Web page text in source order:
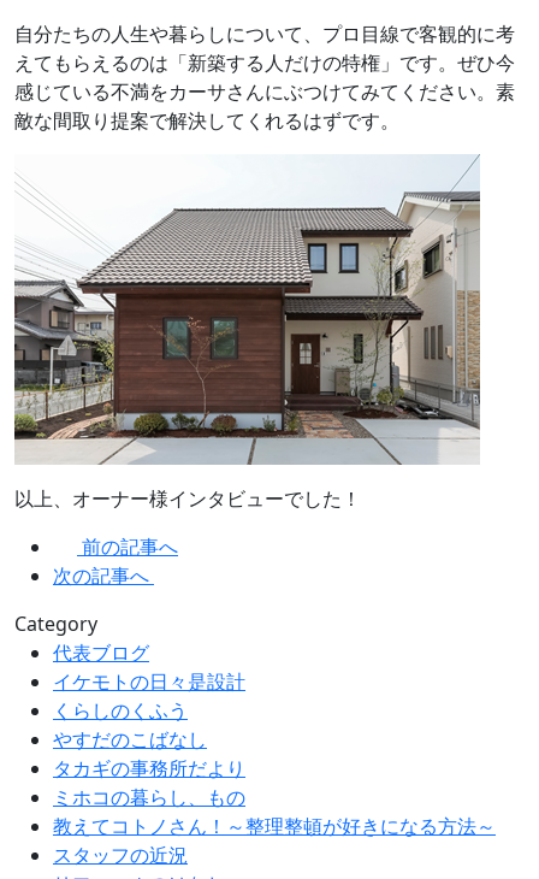
自分たちの人生や暮らしについて、プロ目線で客観的に考
えてもらえるのは「新築する人だけの特権」です。ぜひ今
感じている不満をカーサさんにぶつけてみてください。素
敵な間取り提案で解決してくれるはずです。
以上、オーナー様インタビューでした！
前の記事へ
次の記事へ
Category
代表ブログ
イケモトの日々是設計
くらしのくふう
やすだのこばなし
タカギの事務所だより
ミホコの暮らし、もの
教えてコトノさん！～整理整頓が好きになる方法～
スタッフの近況